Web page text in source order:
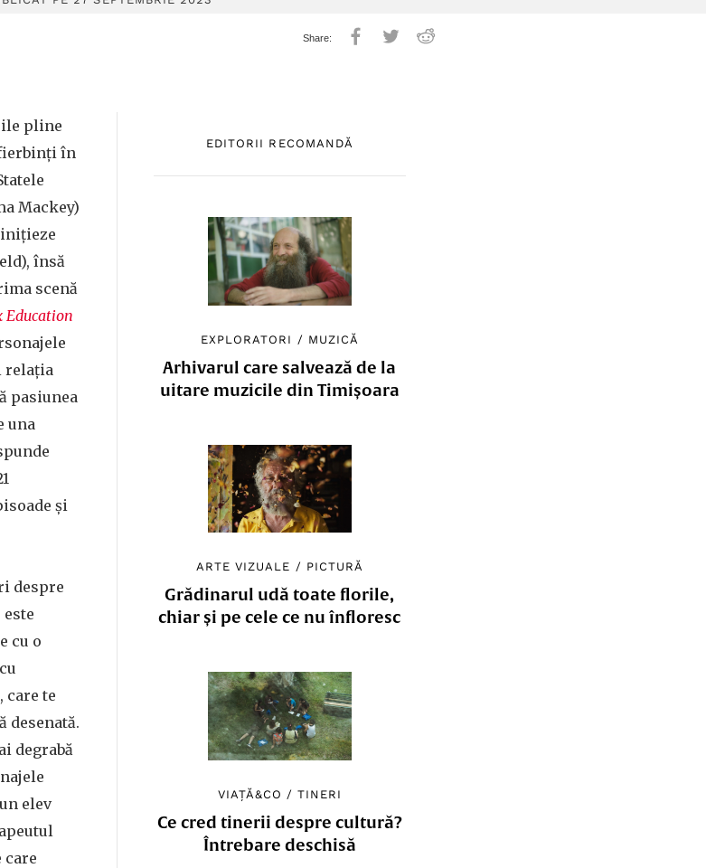
EDITORII RECOMANDĂ
EXPLORATORI / MUZICĂ
Arhivarul care salvează de la
uitare muzicile din Timișoara
ARTE VIZUALE / PICTURĂ
Grădinarul udă toate florile,
chiar și pe cele ce nu înfloresc
VIAȚĂ&CO /TINERI
Ce cred tinerii despre cultură?
Întrebare deschisă
pline
în
Mackey)
însă
scenă
Education
relația
pasiunea
una
și
despre
cu o
care te
desenată.
degrabă
elev
care